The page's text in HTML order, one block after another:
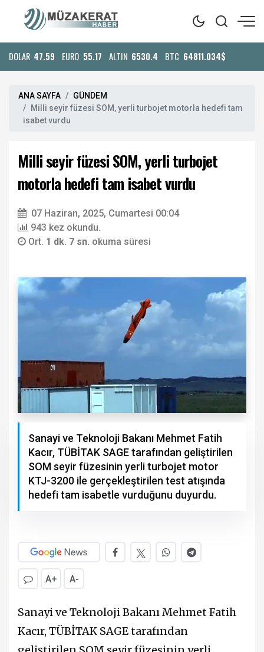
DOLAR 47.59 EURO 55.17 ALTIN 6530.4 BTC 64811.034$
ANA SAYFA
GÜNDEM
Milli seyir füzesi SOM, yerli turbojet motorla hedefi tam
isabet vurdu
Milli seyir füzesi SOM, yerli turbojet
motorla hedefi tam isabet vurdu
07 Haziran, 2025, Cumartesi 00:04
943 kez okundu.
Ort. 1 dk. 7 sn. okuma süresi
Sanayi ve Teknoloji Bakanı Mehmet Fatih
Kacır, TÜBİTAK SAGE tarafından geliştirilen
SOM seyir füzesinin yerli turbojet motor
KTJ-3200 ile gerçekleştirilen test atışında
hedefi tam isabetle vurduğunu duyurdu.
A+ A-
Sanayi ve Teknoloji Bakanı Mehmet Fatih
Kacır, TÜBİTAK SAGE tarafından